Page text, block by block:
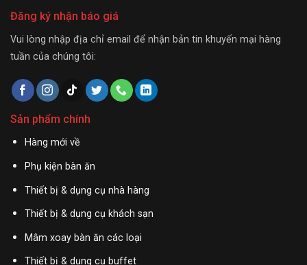
Đăng ký nhận báo giá
Vui lòng nhập địa chỉ email để nhận bản tin khuyến mại hàng
tuần của chúng tôi:
Sản phẩm chính
Hàng mới về
Phụ kiện bàn ăn
Thiết bị & dụng cụ nhà hàng
Thiết bị & dụng cụ khách sạn
Mâm xoay bàn ăn các loại
Thiết bị & dụng cụ buffet